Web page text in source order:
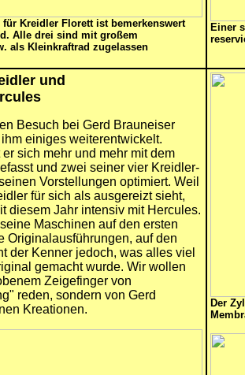
für Kreidler Florett ist bemerkenswert
Alle drei sind mit großem
als Kleinkraftrad zugelassen
Einer
und
Besuch bei Gerd Brauneiser
einiges weiterentwickelt.
er sich mehr und mehr mit dem
und zwei seiner vier Kreidler-
Vorstellungen optimiert. Weil
für sich als ausgereizt sieht,
diesem Jahr intensiv mit Hercules.
Maschinen auf den ersten
Originalausführungen, auf den
der Kenner jedoch, was alles viel
gemacht wurde. Wir wollen
Zeigefinger von
reden, sondern von Gerd
Kreationen.
Der